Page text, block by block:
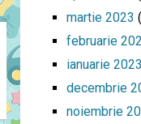
martie 2023
februarie
ianuarie 2023
decembrie
noiembrie